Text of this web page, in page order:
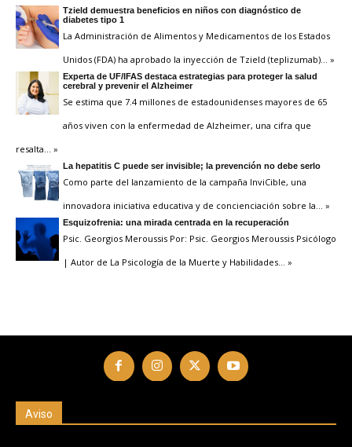
Tzield demuestra beneficios en niños con diagnóstico de
diabetes tipo 1
La Administración de Alimentos y Medicamentos de los Estados
Unidos (FDA) ha aprobado la inyección de Tzield (teplizumab) … »
Experta de UF/IFAS destaca estrategias para proteger la salud
cerebral y prevenir el Alzheimer
Se estima que 7.4 millones de estadounidenses mayores de 65
años viven con la enfermedad de Alzheimer, una cifra que
resalta … »
La hepatitis C puede ser invisible; la prevención no debe serlo
Como parte del lanzamiento de la campaña InviCible, una
innovadora iniciativa educativa y de concienciación sobre la … »
Esquizofrenia: una mirada centrada en la recuperación
Psic. Georgios Meroussis Por: Psic. Georgios Meroussis Psicólogo
| Autor de La Psicología de la Muerte y Habilidades … »
Aviso